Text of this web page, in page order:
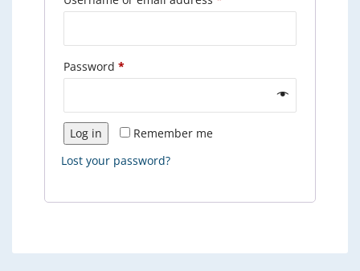
Password *
Remember me
Log in
Lost your password?